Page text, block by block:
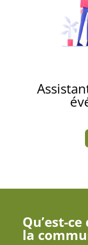
Qu’est-
la